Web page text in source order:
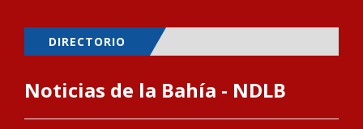
DIRECTORIO
Noticias de la Bahía - NDLB